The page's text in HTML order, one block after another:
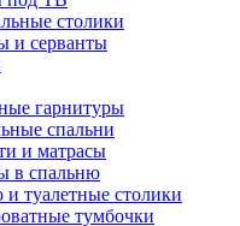
столики
и серванты
гарнитуры
спальни
и матрасы
в спальню
туалетные столики
тумбочки